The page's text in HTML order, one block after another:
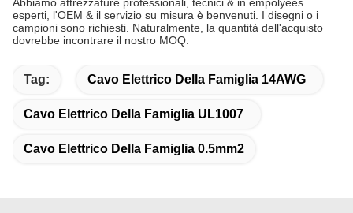
esperti, l'OEM & il servizio su misura è benvenuti. I disegni o i
campioni sono richiesti. Naturalmente, la quantità dell'acquisto
dovrebbe incontrare il nostro MOQ.
Tag: Cavo Elettrico Della Famiglia 14AWG
Cavo Elettrico Della Famiglia UL1007
Cavo Elettrico Della Famiglia 0.5mm2